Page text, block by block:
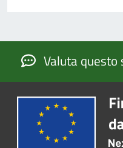
Valuta